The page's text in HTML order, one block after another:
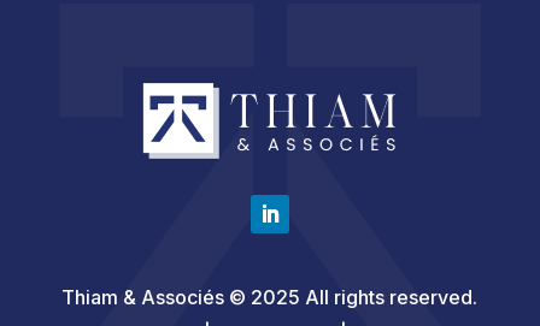
Thiam & Associés © 2025 All rights reserved.